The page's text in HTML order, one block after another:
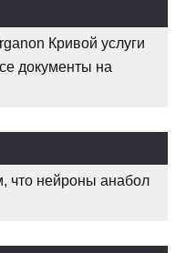
Кривой услуги
документы на
что нейроны анабол